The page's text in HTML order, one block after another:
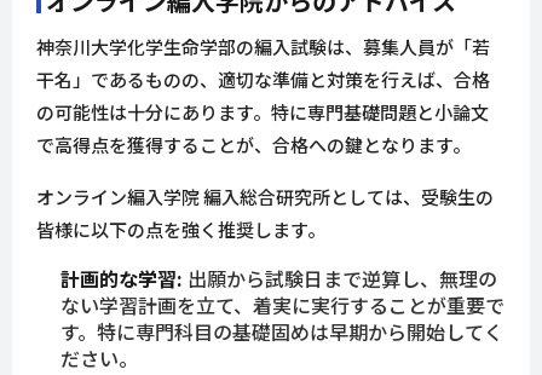
神奈川大学化学生命学部の編入試験は、募集人員が「若
干名」であるものの、適切な準備と対策を行えば、合格
の可能性は十分にあります。特に専門基礎問題と小論文
で高得点を獲得することが、合格への鍵となります。
オンライン編入学院 編入総合研究所としては、受験生の
皆様に以下の点を強く推奨します。
計画的な学習: 出願から試験日まで逆算し、無理の
ない学習計画を立て、着実に実行することが重要で
す。特に専門科目の基礎固めは早期から開始してく
ださい。